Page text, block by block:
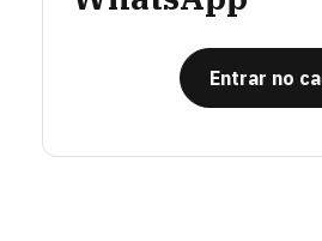
Entrar no